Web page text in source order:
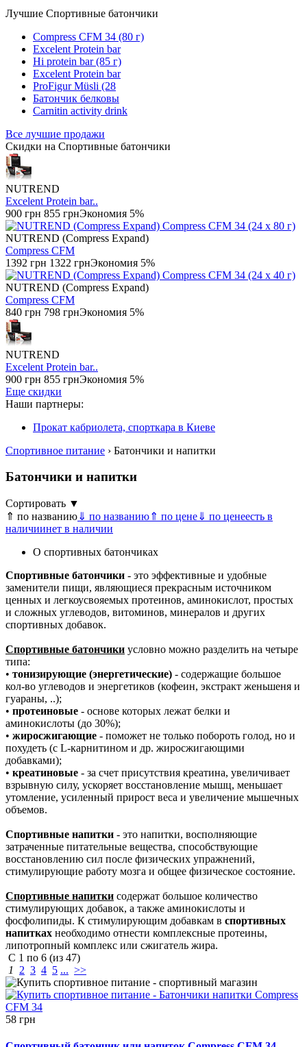
Лучшие Спортивные батончики
Compress CFM 34 (80 г)
Excelent Protein bar
Hi protein bar (85 г)
Excelent Protein bar
ProFigur Müsli (28
Батончик белковы
Carnitin activity drink
Все лучшие продажи
Скидки на Спортивные батончики
NUTREND
Excelent Protein bar..
900 грн 855 грнЭкономия 5%
NUTREND (Compress Expand)
Compress CFM
1392 грн 1322 грнЭкономия 5%
NUTREND (Compress Expand)
Compress CFM
840 грн 798 грнЭкономия 5%
NUTREND
Excelent Protein bar..
900 грн 855 грнЭкономия 5%
Еще скидки
Наши партнеры:
Прокат кабриолета, спорткара в Киеве
Спортивное питание › Батончики и напитки
Батончики и напитки
Сортировать ▼
⇑ по названию⇓ по названию⇑ по цене⇓ по ценеесть в
наличиинет в наличии
О спортивных батончиках
Спортивные батончики - это эффективные и удобные
заменители пищи, являющиеся прекрасным источником
ценных и легкоусвояемых протеинов, аминокислот, простых
и сложных углеводов, витоминов, минералов и других
спортивных добавок.
Спортивные батончики условно можно разделить на четыре
типа:
• тонизирующие (энергетические) - содержащие большое
кол-во углеводов и энергетиков (кофеин, экстракт женьшеня и
гуараны, ..);
• протеиновые - основе которых лежат белки и
аминокислоты (до 30%);
• жиросжигающие - поможет не только побороть голод, но и
похудеть (с L-карнитином и др. жиросжигающими
добавками);
• креатиновые - за счет присутствия креатина, увеличивает
взрывную силу, ускоряет восстановление мышц, меньшает
утомление, усиленный прирост веса и увеличение мышечных
объемов.
Спортивные напитки - это напитки, восполняющие
затраченные питательные вещества, способствующие
восстановлению сил после физических упражнений,
стимулирующие работу мозга и общее физическое состояние.
Спортивные напитки содержат большое количество
стимулирующих добавок, а также аминокислоты и
фосфолипиды. К стимулирующим добавкам в спортивных
напитках необходимо отнести комплексные протеины,
липотропный комплекс или сжигатель жира.
С 1 по 6 (из 47)
1
2 3 4 5 ... >>
58 грн